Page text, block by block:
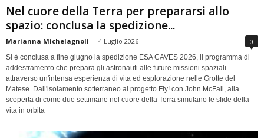
Nel cuore della Terra per prepararsi allo
spazio: conclusa la spedizione...
Marianna Michelagnoli - 4 Luglio 2026 0
Si è conclusa a fine giugno la spedizione ESA CAVES 2026, il programma di
addestramento che prepara gli astronauti alle future missioni spaziali
attraverso un'intensa esperienza di vita ed esplorazione nelle Grotte del
Matese. Dall'isolamento sotterraneo al progetto Fly! con John McFall, alla
scoperta di come due settimane nel cuore della Terra simulano le sfide della
vita in orbita